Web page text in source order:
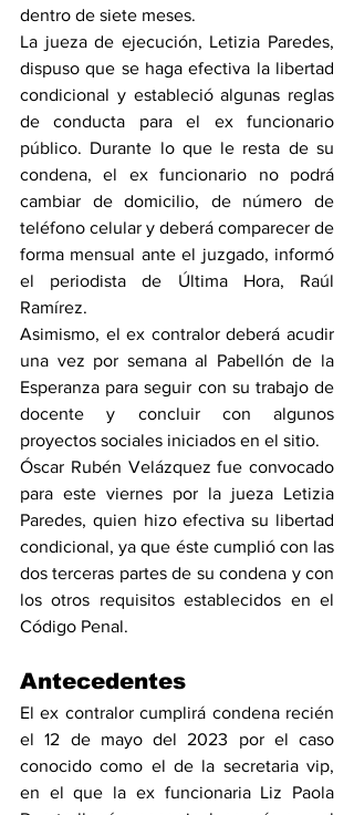
dentro de siete meses.
La jueza de ejecución, Letizia Paredes,
dispuso que se haga efectiva la libertad
condicional y estableció algunas reglas
de conducta para el ex funcionario
público. Durante lo que le resta de su
condena, el ex funcionario no podrá
cambiar de domicilio, de número de
teléfono celular y deberá comparecer de
forma mensual ante el juzgado, informó
el periodista de Última Hora, Raúl
Ramírez.
Asimismo, el ex contralor deberá acudir
una vez por semana al Pabellón de la
Esperanza para seguir con su trabajo de
docente y concluir con algunos
proyectos sociales iniciados en el sitio.
Óscar Rubén Velázquez fue convocado
para este viernes por la jueza Letizia
Paredes, quien hizo efectiva su libertad
condicional, ya que éste cumplió con las
dos terceras partes de su condena y con
los otros requisitos establecidos en el
Código Penal.
Antecedentes
El ex contralor cumplirá condena recién
el 12 de mayo del 2023 por el caso
conocido como el de la secretaria vip,
en el que la ex funcionaria Liz Paola